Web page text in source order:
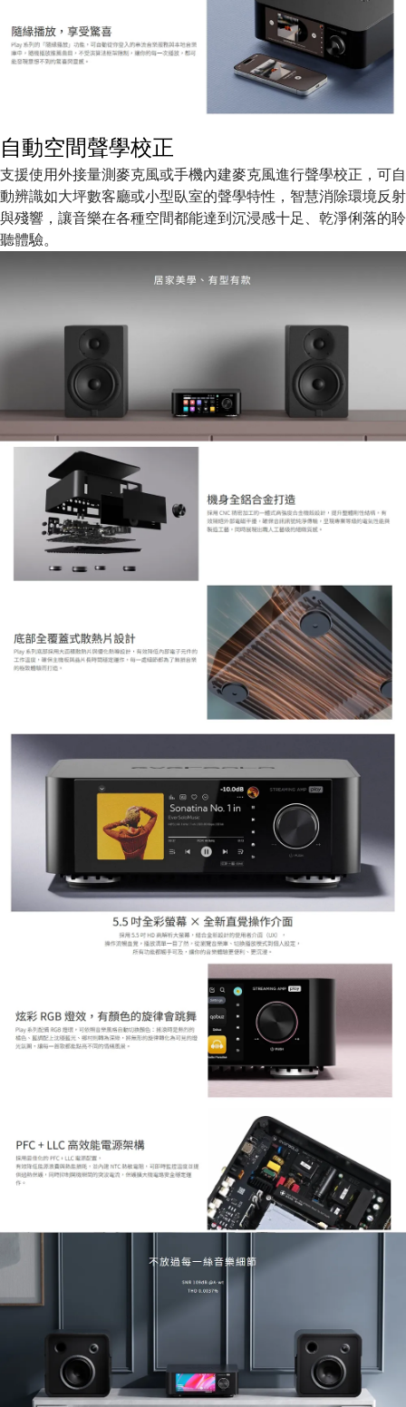
自動空間聲學校正
支援使用外接量測麥克風或手機內建麥克風進行聲學校正，可自
動辨識如大坪數客廳或小型臥室的聲學特性，智慧消除環境反射
與殘響，讓音樂在各種空間都能達到沉浸感十足、乾淨俐落的聆
聽體驗。